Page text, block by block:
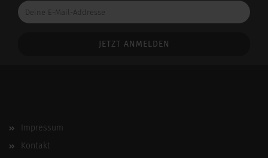
Deine
E-
Impressum
Kontakt